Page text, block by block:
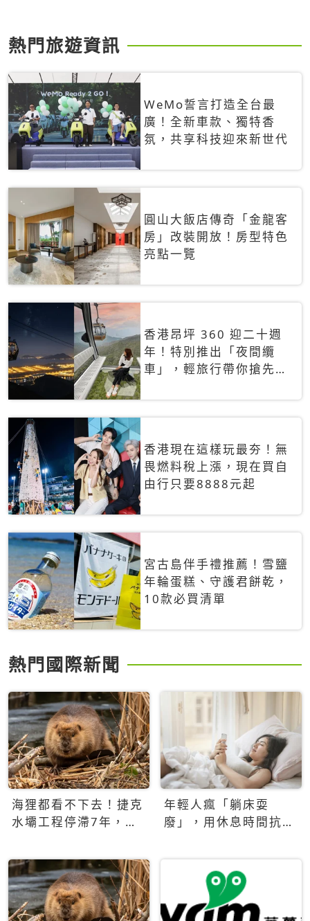
熱門旅遊資訊
WeMo誓言打造全台最
廣！全新車款、獨特香
氛，共享科技迎來新世代
圓山大飯店傳奇「金龍客
房」改裝開放！房型特色
亮點一覽
香港昂坪 360 迎二十週
年！特別推出「夜間纜
車」，輕旅行帶你搶先揭
香港現在這樣玩最夯！無
畏燃料稅上漲，現在買自
由行只要8888元起
宮古島伴手禮推薦！雪鹽
年輪蛋糕、守護君餅乾，
10款必買清單
熱門國際新聞
海狸都看不下去！捷克
水壩工程停滯7年，海
年輕人瘋「躺床耍
廢」，用休息時間抗拒